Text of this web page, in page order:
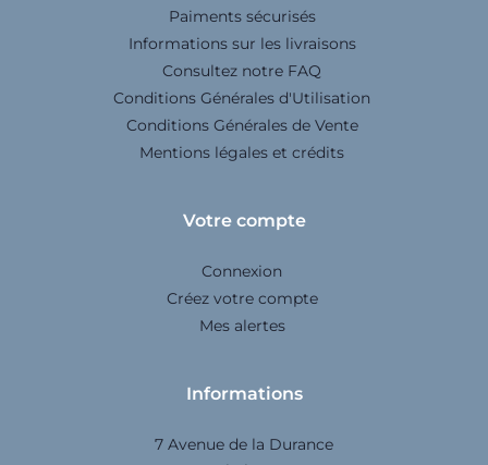
Paiments sécurisés
Informations sur les livraisons
Consultez notre FAQ
Conditions Générales d'Utilisation
Conditions Générales de Vente
Mentions légales et crédits
Votre compte
Connexion
Créez votre compte
Mes alertes
Informations
7 Avenue de la Durance